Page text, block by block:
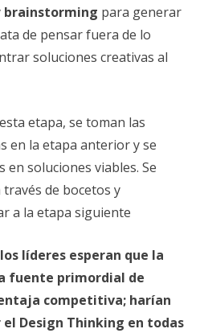
brainstorming para generar
de pensar fuera de lo
soluciones creativas al
etapa, se toman las
en la etapa anterior y se
soluciones viables. Se
de bocetos y
a la etapa siguiente
líderes esperan que la
fuente primordial de
competitiva; harían
Design Thinking en todas